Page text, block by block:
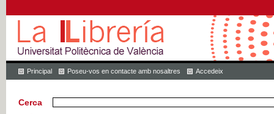
Principal Poseu-vos en contacte amb nosaltres Accedeix
Cerca